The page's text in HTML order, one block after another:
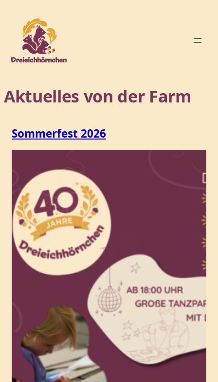
Inhalt
springen
Aktuelles von der Farm
Sommerfest 2026